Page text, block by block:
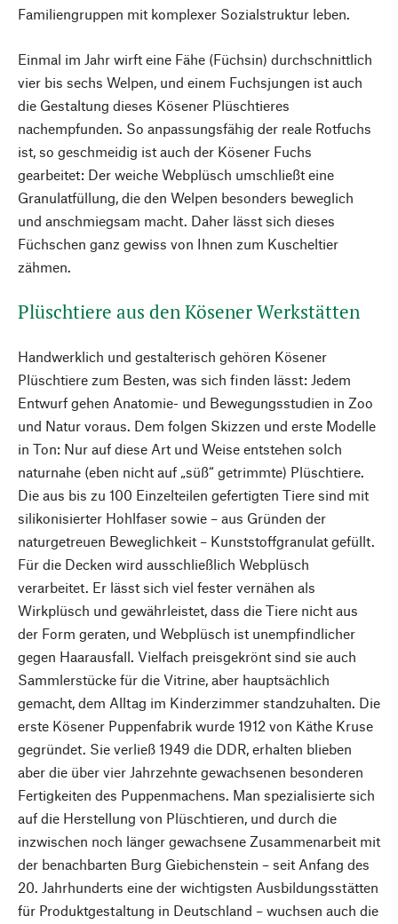
Familiengruppen mit komplexer Sozialstruktur leben.
Einmal im Jahr wirft eine Fähe (Füchsin) durchschnittlich
vier bis sechs Welpen, und einem Fuchsjungen ist auch
die Gestaltung dieses Kösener Plüschtieres
nachempfunden. So anpassungsfähig der reale Rotfuchs
ist, so geschmeidig ist auch der Kösener Fuchs
gearbeitet: Der weiche Webplüsch umschließt eine
Granulatfüllung, die den Welpen besonders beweglich
und anschmiegsam macht. Daher lässt sich dieses
Füchschen ganz gewiss von Ihnen zum Kuscheltier
zähmen.
Plüschtiere aus den Kösener Werkstätten
Handwerklich und gestalterisch gehören Kösener
Plüschtiere zum Besten, was sich finden lässt: Jedem
Entwurf gehen Anatomie- und Bewegungsstudien in Zoo
und Natur voraus. Dem folgen Skizzen und erste Modelle
in Ton: Nur auf diese Art und Weise entstehen solch
naturnahe (eben nicht auf „süß“ getrimmte) Plüschtiere.
Die aus bis zu 100 Einzelteilen gefertigten Tiere sind mit
silikonisierter Hohlfaser sowie – aus Gründen der
naturgetreuen Beweglichkeit – Kunststoffgranulat gefüllt.
Für die Decken wird ausschließlich Webplüsch
verarbeitet. Er lässt sich viel fester vernähen als
Wirkplüsch und gewährleistet, dass die Tiere nicht aus
der Form geraten, und Webplüsch ist unempfindlicher
gegen Haarausfall. Vielfach preisgekrönt sind sie auch
Sammlerstücke für die Vitrine, aber hauptsächlich
gemacht, dem Alltag im Kinderzimmer standzuhalten. Die
erste Kösener Puppenfabrik wurde 1912 von Käthe Kruse
gegründet. Sie verließ 1949 die DDR, erhalten blieben
aber die über vier Jahrzehnte gewachsenen besonderen
Fertigkeiten des Puppenmachens. Man spezialisierte sich
auf die Herstellung von Plüschtieren, und durch die
inzwischen noch länger gewachsene Zusammenarbeit mit
der benachbarten Burg Giebichenstein – seit Anfang des
20. Jahrhunderts eine der wichtigsten Ausbildungsstätten
für Produktgestaltung in Deutschland – wuchsen auch die